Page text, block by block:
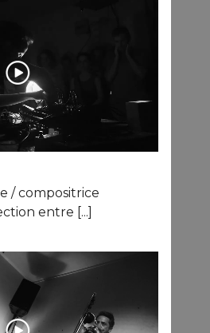
/ compositrice
entre [...]